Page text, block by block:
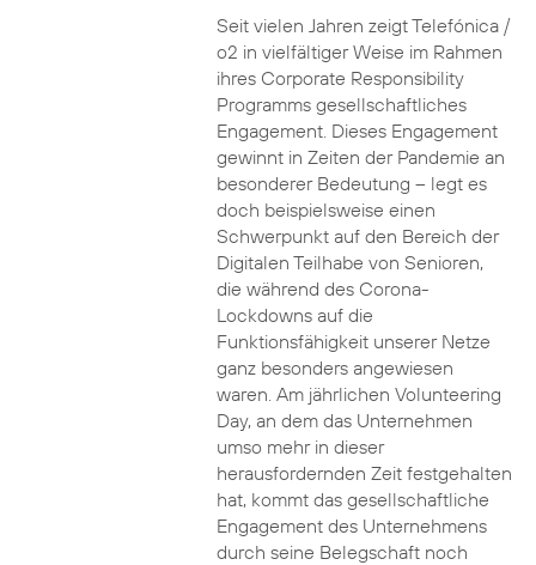
Seit vielen Jahren zeigt Telefónica /
o2 in vielfältiger Weise im Rahmen
ihres Corporate Responsibility
Programms gesellschaftliches
Engagement. Dieses Engagement
gewinnt in Zeiten der Pandemie an
besonderer Bedeutung – legt es
doch beispielsweise einen
Schwerpunkt auf den Bereich der
Digitalen Teilhabe von Senioren,
die während des Corona-
Lockdowns auf die
Funktionsfähigkeit unserer Netze
ganz besonders angewiesen
waren. Am jährlichen Volunteering
Day, an dem das Unternehmen
umso mehr in dieser
herausfordernden Zeit festgehalten
hat, kommt das gesellschaftliche
Engagement des Unternehmens
durch seine Belegschaft noch